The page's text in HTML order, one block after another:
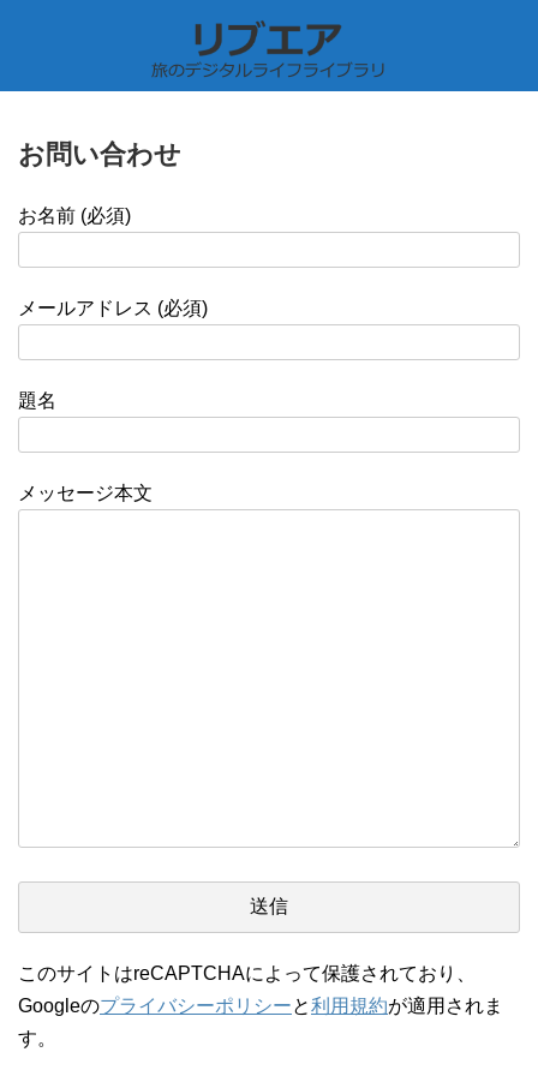
お問い合わせ
お名前 (必須)
メールアドレス (必須)
題名
メッセージ本文
このサイトはreCAPTCHAによって保護されており、
Googleのプライバシーポリシーと利用規約が適用されま
す。